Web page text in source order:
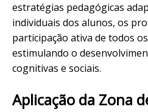
estratégias pedagógicas
individuais dos alunos, os
participação ativa de todos
estimulando o
cognitivas e sociais.
Aplicação da Zona